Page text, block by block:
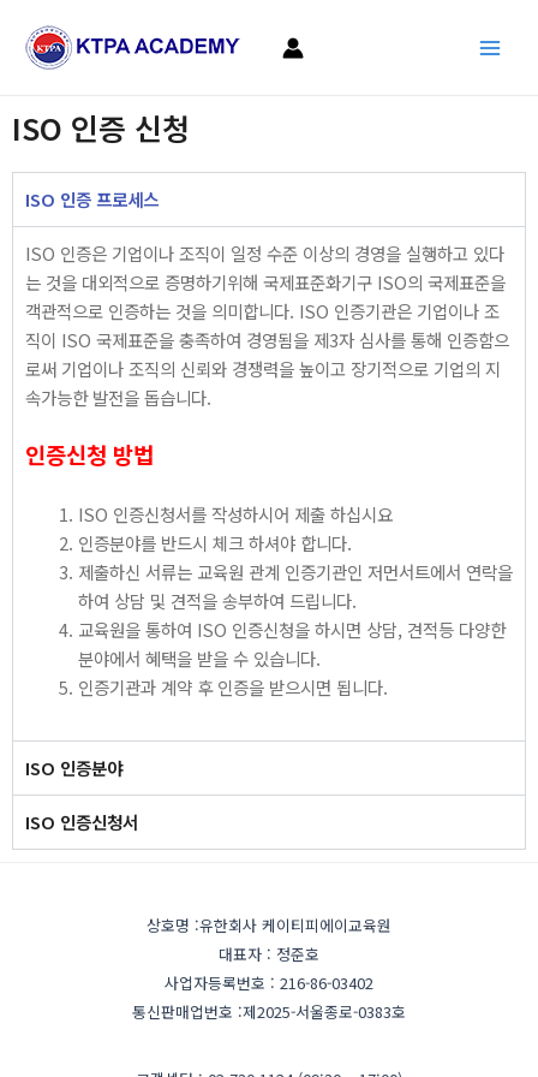
ISO 인증 신청
ISO 인증 프로세스
ISO 인증은 기업이나 조직이 일정 수준 이상의 경영을 실행하고 있다
는 것을 대외적으로 증명하기위해 국제표준화기구 ISO의 국제표준을
객관적으로 인증하는 것을 의미합니다. ISO 인증기관은 기업이나 조
직이 ISO 국제표준을 충족하여 경영됨을 제3자 심사를 통해 인증함으
로써 기업이나 조직의 신뢰와 경쟁력을 높이고 장기적으로 기업의 지
속가능한 발전을 돕습니다.
인증신청 방법
ISO 인증신청서를 작성하시어 제출 하십시요
인증분야를 반드시 체크 하셔야 합니다.
제출하신 서류는 교육원 관계 인증기관인 저먼서트에서 연락을
하여 상담 및 견적을 송부하여 드립니다.
교육원을 통하여 ISO 인증신청을 하시면 상담, 견적등 다양한
분야에서 혜택을 받을 수 있습니다.
인증기관과 계약 후 인증을 받으시면 됩니다.
ISO 인증분야
ISO 인증신청서
상호명 :유한회사 케이티피에이교육원
대표자 : 정준호
사업자등록번호 : 216-86-03402
통신판매업번호 :제2025-서울종로-0383호